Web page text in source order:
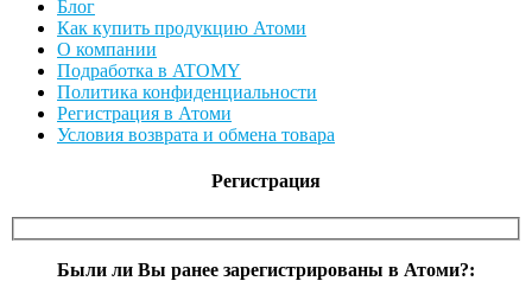
Блог
Как купить продукцию Атоми
О компании
Подработка в ATOMY
Политика конфиденциальности
Регистрация в Атоми
Условия возврата и обмена товара
Регистрация
Были ли Вы ранее зарегистрированы в Атоми?: